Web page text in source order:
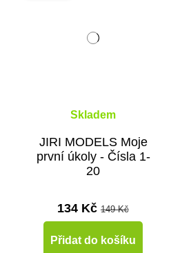
Skladem
JIRI MODELS Moje
první úkoly - Čísla 1-
20
134 Kč 149 Kč
Přidat do košíku